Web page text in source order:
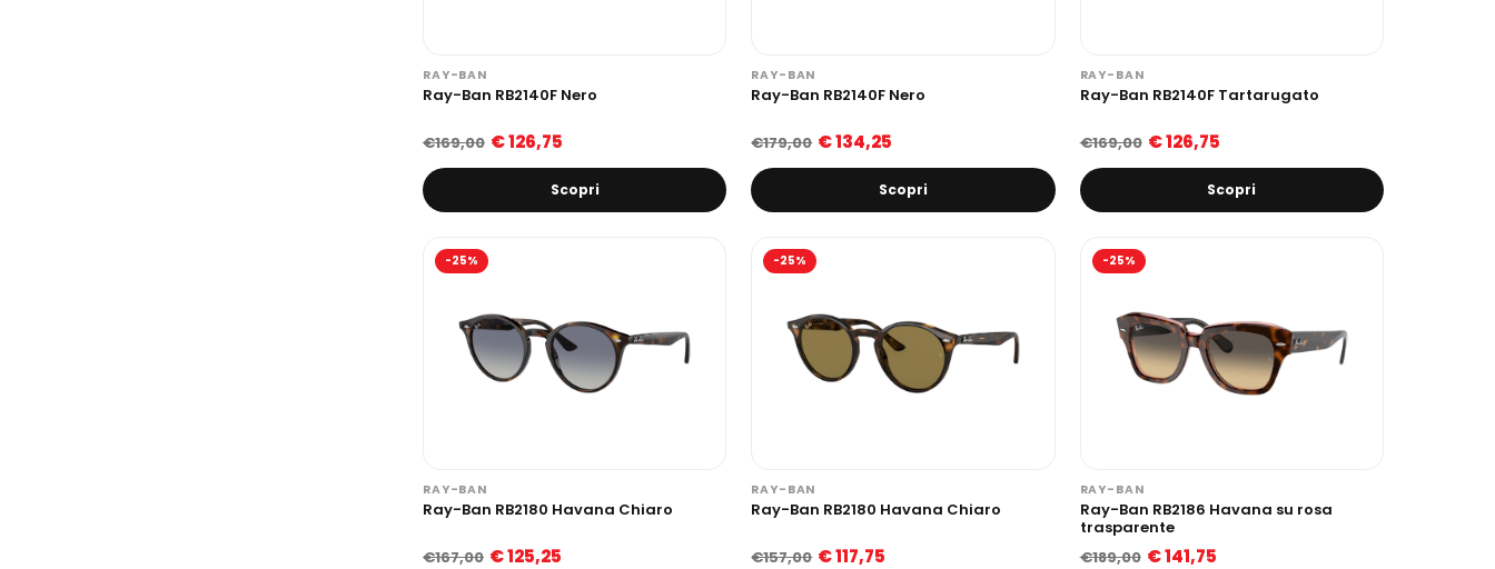
RAY-BAN
Ray-Ban RB2140F Nero
€169,00 € 126,75
Scopri
RAY-BAN
Ray-Ban RB2140F Nero
€179,00 € 134,25
Scopri
RAY-BAN
Ray-Ban RB2140F Tartarugato
€169,00 € 126,75
Scopri
-25%
RAY-BAN
Ray-Ban RB2180 Havana Chiaro
€167,00 € 125,25
-25%
RAY-BAN
Ray-Ban RB2180 Havana Chiaro
€157,00 € 117,75
-25%
RAY-BAN
Ray-Ban RB2186 Havana su rosa
trasparente
€189,00 € 141,75